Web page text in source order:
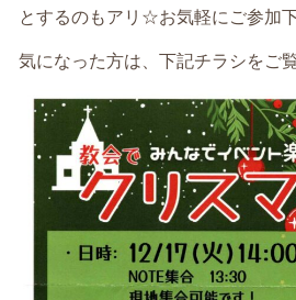
とするのもアリ☆お気軽にご参加下
気になった方は、下記チラシをご